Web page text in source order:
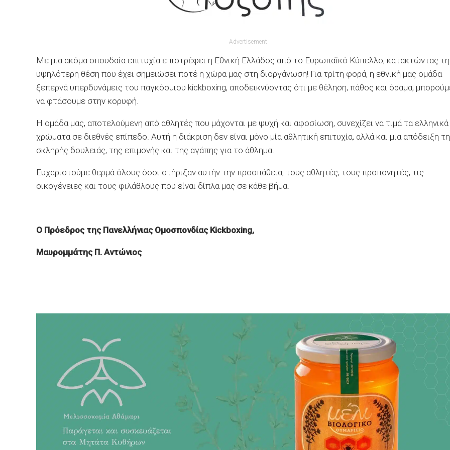
Advertisement
Με μια ακόμα σπουδαία επιτυχία επιστρέφει η Εθνική Ελλάδος από το Ευρωπαϊκό Κύπελλο, κατακτώντας
υψηλότερη θέση που έχει σημειώσει ποτέ η χώρα μας στη διοργάνωση! Για τρίτη φορά, η εθνική μας ομάδα
ξεπερνά υπερδυνάμεις του παγκόσμιου kickboxing, αποδεικνύοντας ότι με θέληση, πάθος και όραμα,
να φτάσουμε στην κορυφή.
Η ομάδα μας, αποτελούμενη από αθλητές που μάχονται με ψυχή και αφοσίωση, συνεχίζει να τιμά τα ελληνικά
χρώματα σε διεθνές επίπεδο. Αυτή η διάκριση δεν είναι μόνο μία αθλητική επιτυχία, αλλά και μια απόδειξη
σκληρής δουλειάς, της επιμονής και της αγάπης για το άθλημα.
Ευχαριστούμε θερμά όλους όσοι στήριξαν αυτήν την προσπάθεια, τους αθλητές, τους προπονητές, τις
οικογένειες και τους φιλάθλους που είναι δίπλα μας σε κάθε βήμα.
Ο Πρόεδρος της Πανελλήνιας Ομοσπονδίας Kickboxing,
Μαυρομμάτης Π. Αντώνιος